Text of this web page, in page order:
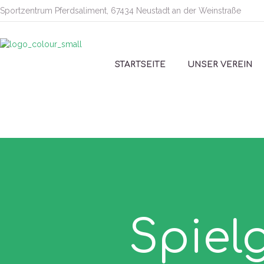
Sportzentrum Pferdsaliment, 67434 Neustadt an der Weinstraße
STARTSEITE UNSER VEREIN